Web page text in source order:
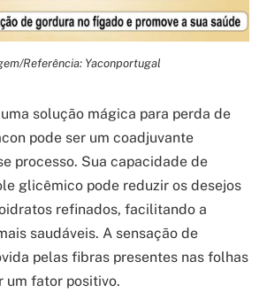
Referência: Yaconportugal
solução mágica para perda de
pode ser um coadjuvante
processo. Sua capacidade de
glicêmico pode reduzir os desejos
refinados, facilitando a
saudáveis. A sensação de
pelas fibras presentes nas folhas
um fator positivo.